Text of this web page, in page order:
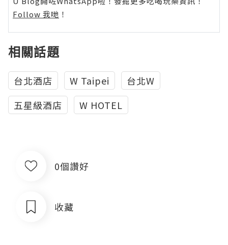
Follow 我哋 ！
相關話題
台北酒店 W Taipei
台北W
五星級酒店
W HOTEL
0個讚好
收藏